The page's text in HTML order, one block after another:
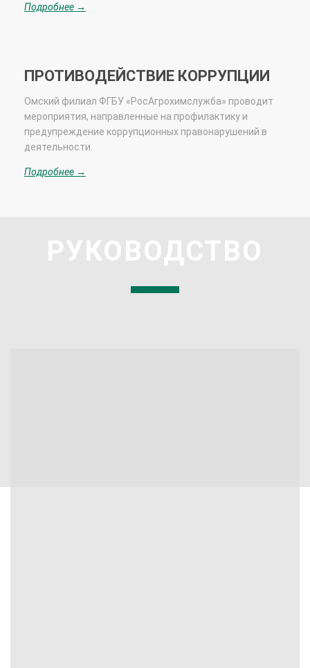
Подробнее →
ПРОТИВОДЕЙСТВИЕ КОРРУПЦИИ
Омский филиал ФГБУ «РосАгрохимслужба» проводит
мероприятия, направленные на профилактику и
предупреждение коррупционных правонарушений в
деятельности.
Подробнее →
РУКОВОДСТВО